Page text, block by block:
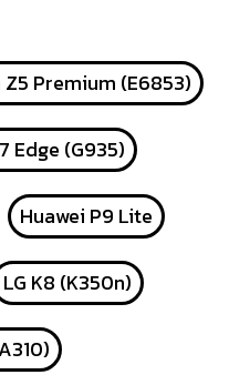
Premium (E6853)
Edge (G935)
Huawei P9 Lite
LG K8 (K350n)